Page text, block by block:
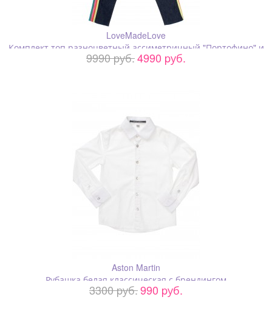
LoveMadeLove
Комплект топ разноцветный ассиметричный "Портофино" и
лёгкие джинсы с лампасами
9990 pуб.4990 pуб.
Aston Martin
Рубашка белая классическая с брендингом
3300 pуб.990 pуб.